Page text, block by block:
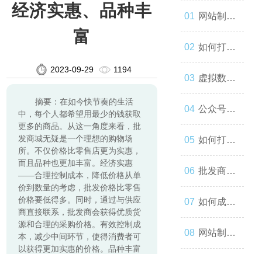
经济实惠、品种丰
富
2023-09-29 1194
摘要：在如今快节奏的生活
中，每个人都希望用最少的钱获取
更多的商品。从这一角度来看，批
发商城无疑是一个理想的购物场
所。不仅价格比零售店更为实惠，
而且品种也更加丰富。经济实惠
——合理控制成本，降低价格从单
价到数量的考虑，批发价格比零售
价格要低得多。同时，通过与供应
商直接联系，批发商会获得优质货
源和合理的采购价格。有效控制成
本，减少中间环节，使得消费者可
以获得更加实惠的价格。品种丰富
网站制
作：让你
的品牌与
世界联系
起来
如何打造
一款高效
的网站
虚拟数字
人：技术
与人类事
务的交错
公众号开
发：如何
让你的公
众号成为
人们心中
如何打造
一个优秀
的分销商
城？
批发商
城：为什
么您应该
如何成为
微信小程
网站制作